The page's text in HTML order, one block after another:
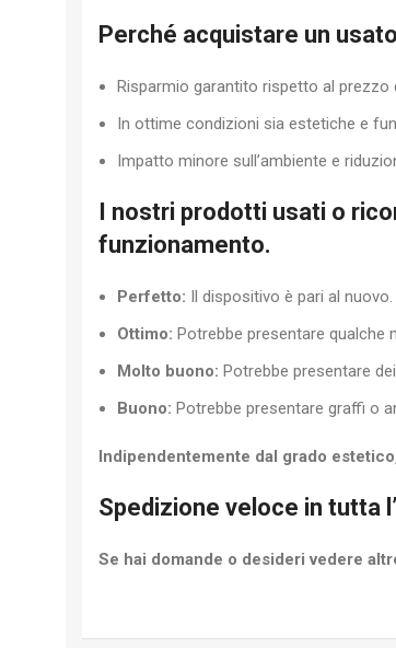
Perché acquistare un
Risparmio garantito rispetto al prezzo
In ottime condizioni sia estetiche e
Impatto minore sull’ambiente e
I nostri prodotti usati o
funzionamento.
Perfetto: Il dispositivo è pari al nuovo.
Ottimo: Potrebbe presentare qualche
Molto buono: Potrebbe presentare
Buono: Potrebbe presentare graffi o
Indipendentemente dal grado
Spedizione veloce in tutta
Se hai domande o desideri vedere